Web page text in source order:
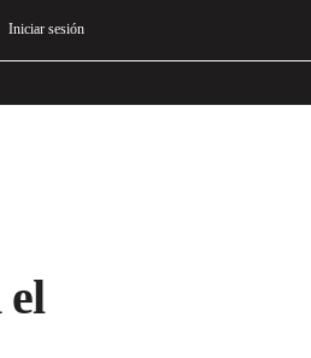
Iniciar sesión
el